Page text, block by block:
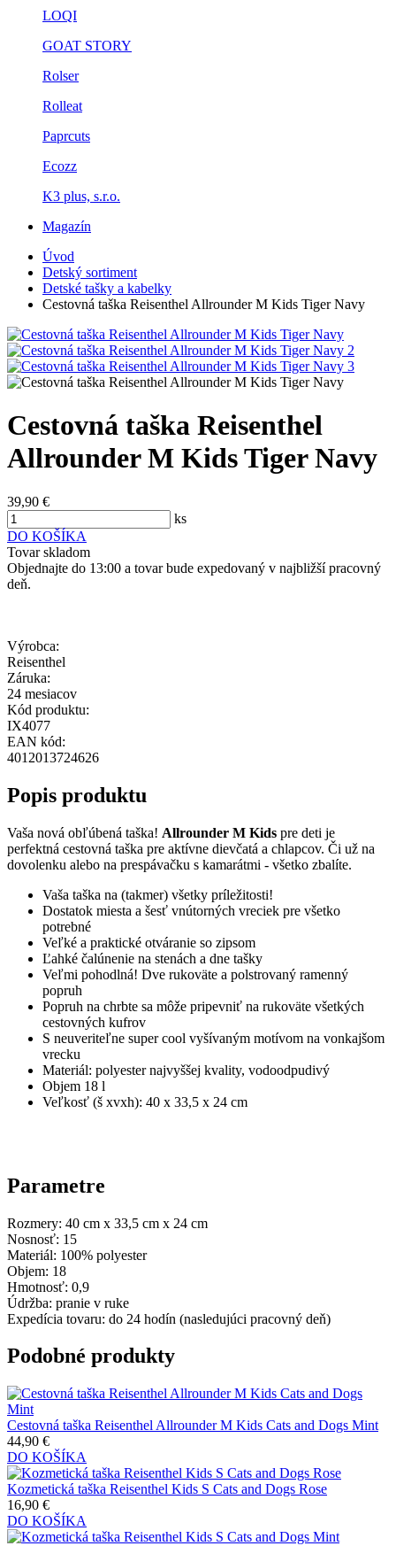
LOQI
GOAT STORY
Rolser
Rolleat
Paprcuts
Ecozz
K3 plus, s.r.o.
Magazín
Úvod
Detský sortiment
Detské tašky a kabelky
Cestovná taška Reisenthel Allrounder M Kids Tiger Navy
Cestovná taška Reisenthel
Allrounder M Kids Tiger Navy
39,90 €
ks
DO KOŠÍKA
Tovar skladom
Objednajte do 13:00 a tovar bude expedovaný v najbližší pracovný
deň.
Výrobca:
Reisenthel
Záruka:
24 mesiacov
Kód produktu:
IX4077
EAN kód:
4012013724626
Popis produktu
Vaša nová obľúbená taška! Allrounder M Kids pre deti je
perfektná cestovná taška pre aktívne dievčatá a chlapcov. Či už na
dovolenku alebo na prespávačku s kamarátmi - všetko zbalíte.
Vaša taška na (takmer) všetky príležitosti!
Dostatok miesta a šesť vnútorných vreciek pre všetko
potrebné
Veľké a praktické otváranie so zipsom
Ľahké čalúnenie na stenách a dne tašky
Veľmi pohodlná! Dve rukoväte a polstrovaný ramenný
popruh
Popruh na chrbte sa môže pripevniť na rukoväte všetkých
cestovných kufrov
S neuveriteľne super cool vyšívaným motívom na vonkajšom
vrecku
Materiál: polyester najvyššej kvality, vodoodpudivý
Objem 18 l
Veľkosť (š xvxh): 40 x 33,5 x 24 cm
Parametre
Rozmery: 40 cm x 33,5 cm x 24 cm
Nosnosť: 15
Materiál: 100% polyester
Objem: 18
Hmotnosť: 0,9
Údržba: pranie v ruke
Expedícia tovaru: do 24 hodín (nasledujúci pracovný deň)
Podobné produkty
Cestovná taška Reisenthel Allrounder M Kids Cats and Dogs Mint
44,90 €
DO KOŠÍKA
Kozmetická taška Reisenthel Kids S Cats and Dogs Rose
16,90 €
DO KOŠÍKA